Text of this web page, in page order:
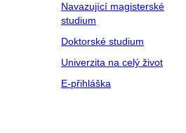
Navazující magisterské
studium
Doktorské studium
Univerzita na celý život
E-přihláška